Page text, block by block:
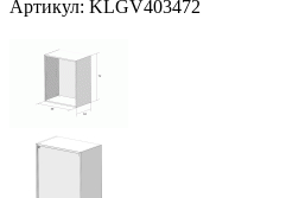
Артикул: KLGV403472